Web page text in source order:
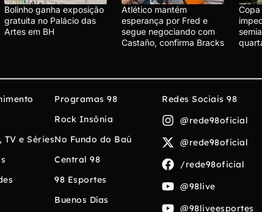
Bolinho ganha exposição
gratuita no Palácio das
Artes em BH
Atlético mantém
esperança por Fred e
segue negociando com
Castaño, confirma Bracks
Copa
TV e Séries
Programas 98
Rock Insônia
No Fundo do Baú
Central 98
98 Esportes
Buenos Días
Redes Sociais 98
@rede98oficial
@rede98oficial
/rede98oficial
@98live
@98liveesportes